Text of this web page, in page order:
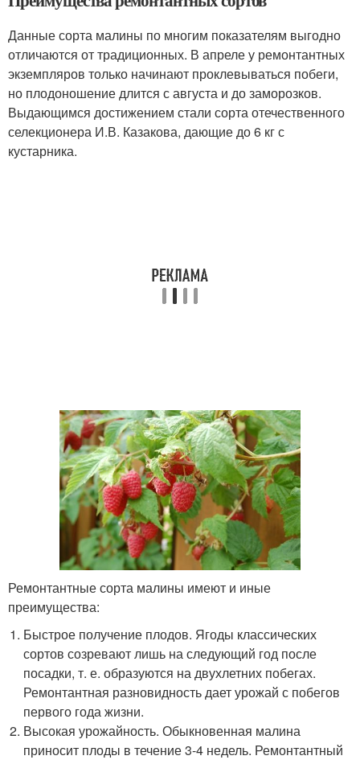
Данные сорта малины по многим показателям выгодно
отличаются от традиционных. В апреле у ремонтантных
экземпляров только начинают проклевываться побеги,
но плодоношение длится с августа и до заморозков.
Выдающимся достижением стали сорта отечественного
селекционера И.В. Казакова, дающие до 6 кг с
кустарника.
Ремонтантные сорта малины имеют и иные
преимущества:
Быстрое получение плодов. Ягоды классических
сортов созревают лишь на следующий год после
посадки, т. е. образуются на двухлетних побегах.
Ремонтантная разновидность дает урожай с побегов
первого года жизни.
Высокая урожайность. Обыкновенная малина
приносит плоды в течение 3-4 недель. Ремонтантный